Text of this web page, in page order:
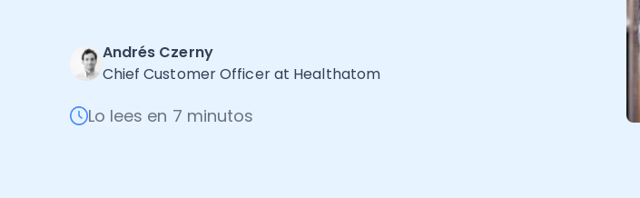
Andrés Czerny
Chief Customer Officer at Healthatom
Lo lees en 7 minutos